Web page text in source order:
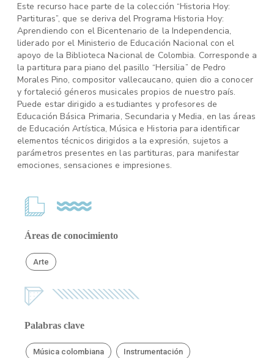
Este recurso hace parte de la colección “Historia Hoy:
Partituras”, que se deriva del Programa Historia Hoy:
Aprendiendo con el Bicentenario de la Independencia,
liderado por el Ministerio de Educación Nacional con el
apoyo de la Biblioteca Nacional de Colombia. Corresponde a
la partitura para piano del pasillo “Hersilia” de Pedro
Morales Pino, compositor vallecaucano, quien dio a conocer
y fortaleció géneros musicales propios de nuestro país.
Puede estar dirigido a estudiantes y profesores de
Educación Básica Primaria, Secundaria y Media, en las áreas
de Educación Artística, Música e Historia para identificar
elementos técnicos dirigidos a la expresión, sujetos a
parámetros presentes en las partituras, para manifestar
emociones, sensaciones e impresiones.
Áreas de conocimiento
Arte
Palabras clave
Música colombiana Instrumentación